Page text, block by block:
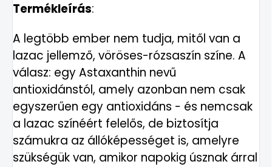
Termékleírás:
A legtöbb ember nem tudja, mitől van a
lazac jellemző, vöröses-rózsaszín színe. A
válasz: egy Astaxanthin nevű
antioxidánstól, amely azonban nem csak
egyszerűen egy antioxidáns - és nemcsak
a lazac színéért felelős, de biztosítja
számukra az állóképességet is, amelyre
szükségük van, amikor napokig úsznak árral